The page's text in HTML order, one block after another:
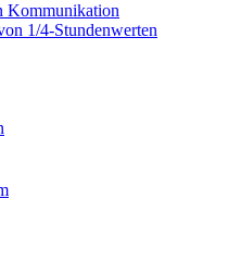
Kommunikation
1/4-Stundenwerten